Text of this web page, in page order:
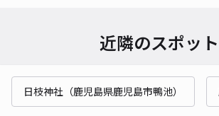
近隣のスポット
日枝神社（鹿児島県鹿児島市鴨池）